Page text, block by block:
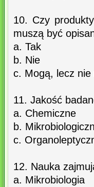
10. Czy
muszą być
a. Tak
b. Nie
c. Mogą, lecz nie
11. Jakość
a. Chemiczne
b.
c.
12. Nauka
a. Mikrobiologia